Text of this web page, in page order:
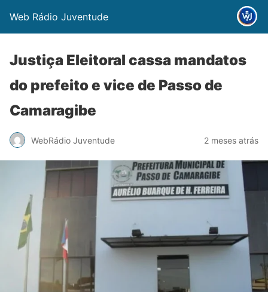
Web Rádio Juventude
Justiça Eleitoral cassa mandatos
do prefeito e vice de Passo de
Camaragibe
WebRádio Juventude 2 meses atrás